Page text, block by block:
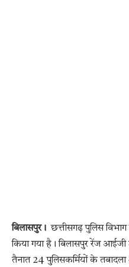
बिलासपुर। छत्तीसगढ़ पुलिस
किया गया है। बिलासपुर रेंज आईजी
तैनात 24 पुलिसकर्मियों के